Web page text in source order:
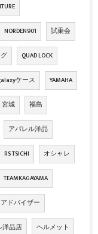
NORDEN901 試乗会
QUAD LOCK
ケース YAMAHA
宮城 福島
アパレル洋品
RS TSICHI オシャレ
TEAMKAGAYAMA
ドバイザー
洋品店 ヘルメット